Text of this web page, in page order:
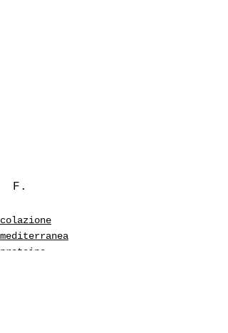
F.
colazione
mediterranea
proteine